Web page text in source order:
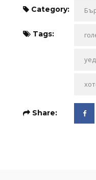
Category:
Tags:
Share: